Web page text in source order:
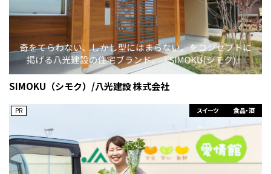
SIMOKU（シモク）/八光建設 株式会社
スイーツ 食品・酒
PR